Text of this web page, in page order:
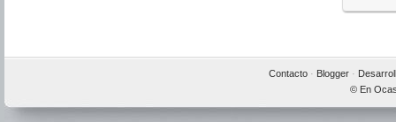
Contacto· Blogger·
© En